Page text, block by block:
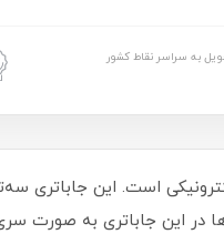
به سراسر نقاط کشور
به صورت سری متصل شده و